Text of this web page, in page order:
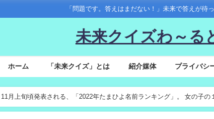
「問題です。答えはまだない！」未来で答えが待
未来クイズわ～る
ホーム 「未来クイズ」とは 紹介媒体 プライバシ
11月上旬頃発表される、「2022年たまひよ名前ランキング」。 女の子の